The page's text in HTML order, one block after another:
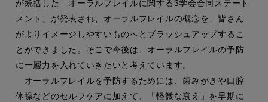
が統括した「オーラルフレイルに関する3学会合同ステート
メント」が発表され、オーラルフレイルの概念を、皆さん
がよりイメージしやすいものへとブラッシュアップするこ
とができました。そこで今後は、オーラルフレイルの予防
に一層力を入れていきたいと考えています。
オーラルフレイルを予防するためには、歯みがきや口腔
体操などのセルフケアに加えて、「軽微な衰え」を早期に